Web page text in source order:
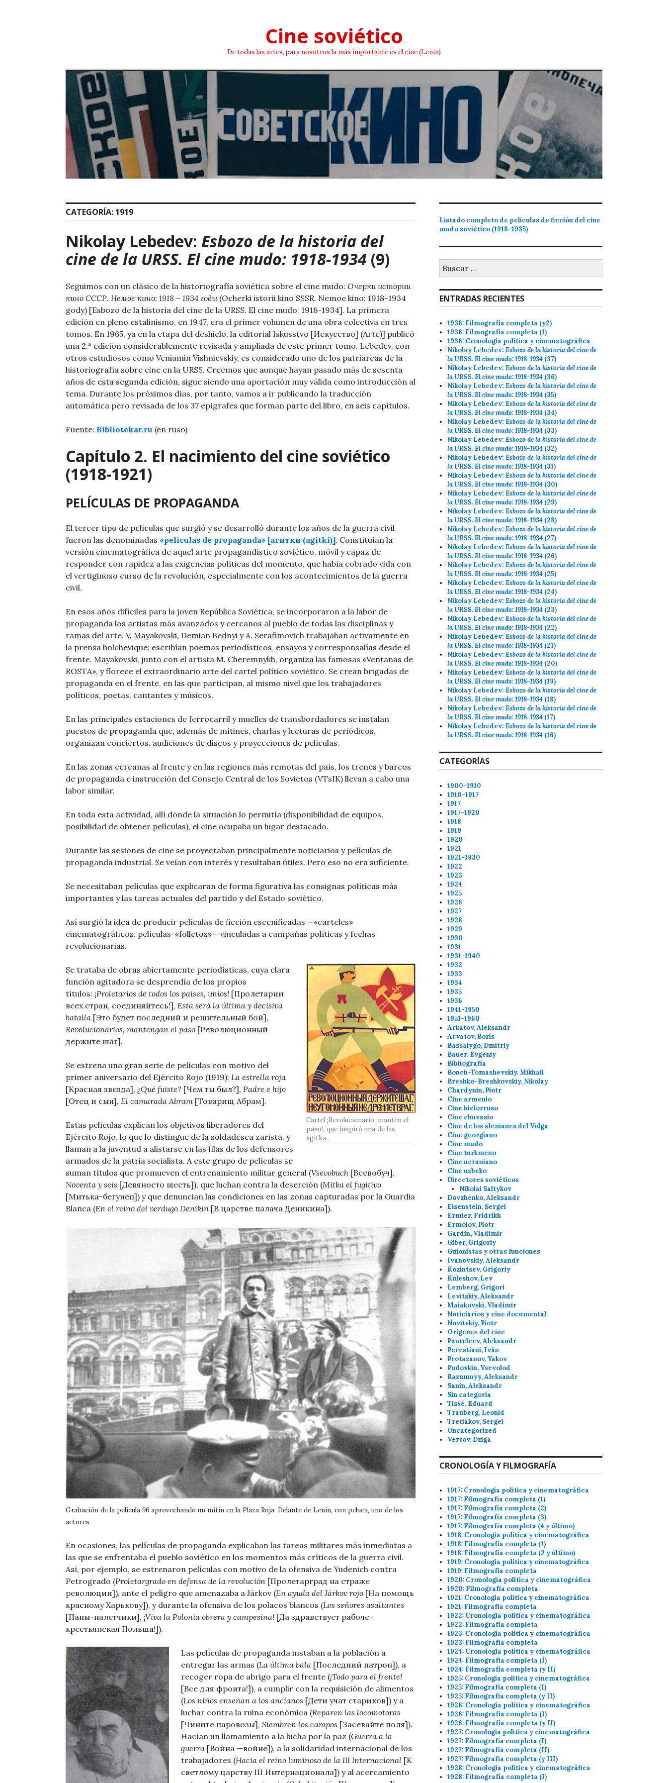
Cine soviético
De todas las artes, para nosotros la más importante es el cine (Lenin)
CATEGORÍA: 1919
Nikolay Lebedev: Esbozo de la historia del
cine de la URSS. El cine mudo: 1918-1934 (9)
Seguimos con un clásico de la historiografía soviética sobre el cine mudo: Очерки истории
кино СССР. Немое кино: 1918 – 1934 годы (Ocherki istorii kino SSSR. Nemoe kino: 1918-1934
gody) [Esbozo de la historia del cine de la URSS. El cine mudo: 1918-1934]. La primera
edición en pleno estalinismo, en 1947, era el primer volumen de una obra colectiva en tres
tomos. En 1965, ya en la etapa del deshielo, la editorial Iskusstvo [Искусство] (Arte)] publicó
una 2.ª edición considerablemente revisada y ampliada de este primer tomo. Lebedev, con
otros estudiosos como Veniamin Vishnievskiy, es considerado uno de los patriarcas de la
historiografía sobre cine en la URSS. Creemos que aunque hayan pasado más de sesenta
años de esta segunda edición, sigue siendo una aportación muy válida como introducción al
tema. Durante los próximos días, por tanto, vamos a ir publicando la traducción
automática pero revisada de los 37 epígrafes que forman parte del libro, en seis capítulos.
Fuente: Bibliotekar.ru (en ruso)
Capítulo 2. El nacimiento del cine soviético
(1918-1921)
PELÍCULAS DE PROPAGANDA
El tercer tipo de películas que surgió y se desarrolló durante los años de la guerra civil
fueron las denominadas «películas de propaganda» [агитки (agitki)]. Constituían la
versión cinematográfica de aquel arte propagandístico soviético, móvil y capaz de
responder con rapidez a las exigencias políticas del momento, que había cobrado vida con
el vertiginoso curso de la revolución, especialmente con los acontecimientos de la guerra
civil.
En esos años difíciles para la joven República Soviética, se incorporaron a la labor de
propaganda los artistas más avanzados y cercanos al pueblo de todas las disciplinas y
ramas del arte. V. Mayakovski, Demian Bednyi y A. Serafimovich trabajaban activamente en
la prensa bolchevique: escribían poemas periodísticos, ensayos y corresponsalías desde el
frente. Mayakovski, junto con el artista M. Cheremnykh, organiza las famosas «Ventanas de
ROSTA», y florece el extraordinario arte del cartel político soviético. Se crean brigadas de
propaganda en el frente, en las que participan, al mismo nivel que los trabajadores
políticos, poetas, cantantes y músicos.
En las principales estaciones de ferrocarril y muelles de transbordadores se instalan
puestos de propaganda que, además de mítines, charlas y lecturas de periódicos,
organizan conciertos, audiciones de discos y proyecciones de películas.
En las zonas cercanas al frente y en las regiones más remotas del país, los trenes y barcos
de propaganda e instrucción del Consejo Central de los Sovietos (VTsIK) llevan a cabo una
labor similar.
En toda esta actividad, allí donde la situación lo permitía (disponibilidad de equipos,
posibilidad de obtener películas), el cine ocupaba un lugar destacado.
Durante las sesiones de cine se proyectaban principalmente noticiarios y películas de
propaganda industrial. Se veían con interés y resultaban útiles. Pero eso no era suficiente.
Se necesitaban películas que explicaran de forma figurativa las consignas políticas más
importantes y las tareas actuales del partido y del Estado soviético.
Así surgió la idea de producir películas de ficción escenificadas —«carteles»
cinematográficos, películas-«folletos»— vinculadas a campañas políticas y fechas
revolucionarias.
Cartel ¡Revolucionario, mantén el
paso!, que inspiró una de las
agitka.
Se trataba de obras abiertamente periodísticas, cuya clara
función agitadora se desprendía de los propios
títulos: ¡Proletarios de todos los países, uníos! [Пролетарии
всех стран, соединяйтесь!], Esta será la última y decisiva
batalla [Это будет последний и решительный бой],
Revolucionarios, mantengan el paso [Революционный
держите шаг].
Se estrena una gran serie de películas con motivo del
primer aniversario del Ejército Rojo (1919): La estrella roja
[Красная звезда], ¿Qué fuiste? [Чем ты был?], Padre e hijo
[Отец и сын], El camarada Abram [Товарищ Абрам].
Estas películas explican los objetivos liberadores del
Ejército Rojo, lo que lo distingue de la soldadesca zarista, y
llaman a la juventud a alistarse en las filas de los defensores
armados de la patria socialista. A este grupo de películas se
suman títulos que promueven el entrenamiento militar general (Vsevobuch [Всевобуч],
Noventa y seis [Девяносто шесть]), que luchan contra la deserción (Mitka el fugitivo
[Митька-бегунеп]) y que denuncian las condiciones en las zonas capturadas por la Guardia
Blanca (En el reino del verdugo Denikin [В царстве палача Деникина]).
Grabación de la película 96 aprovechando un mítin en la Plaza Roja. Delante de Lenin, con peluca, uno de los
actores
En ocasiones, las películas de propaganda explicaban las tareas militares más inmediatas a
las que se enfrentaba el pueblo soviético en los momentos más críticos de la guerra civil.
Así, por ejemplo, se estrenaron películas con motivo de la ofensiva de Yudenich contra
Petrogrado (Proletargrado en defensa de la revolución [Пролетарград на страже
революции]), ante el peligro que amenazaba a Járkov (En ayuda del Járkov rojo [На помощь
красному Харькову]), y durante la ofensiva de los polacos blancos (Los señores asaltantes
[Паны-налетчики], ¡Viva la Polonia obrera y campesina! [Да здравствует рабоче-
крестьянская Польша!]).
Las películas de propaganda instaban a la población a
entregar las armas (La última bala [Последний патрон]), a
recoger ropa de abrigo para el frente (¡Todo para el frente!
[Все для фронта!]), a cumplir con la requisición de alimentos
(Los niños enseñan a los ancianos [Дети учат стариков]) y a
luchar contra la ruina económica (Reparen las locomotoras
[Чините паровозы], Siembren los campos [Засевайте поля]).
Hacían un llamamiento a la lucha por la paz (Guerra a la
guerra [Война —войне]), a la solidaridad internacional de los
trabajadores (Hacia el reino luminoso de la III Internacional [К
светлому царству III Интернационала]) y al acercamiento
Listado completo de películas de ficción del cine
mudo soviético (1918-1935)
ENTRADAS RECIENTES
1936: Filmografía completa (y2)
1936: Filmografía completa (1)
1936: Cronología política y cinematográfica
Nikolay Lebedev:Esbozo de la historia del cine de
la URSS. El cine mudo: 1918-1934 (37)
Nikolay Lebedev:Esbozo de la historia del cine de
la URSS. El cine mudo: 1918-1934 (36)
Nikolay Lebedev:Esbozo de la historia del cine de
la URSS. El cine mudo: 1918-1934 (35)
Nikolay Lebedev:Esbozo de la historia del cine de
la URSS. El cine mudo: 1918-1934 (34)
Nikolay Lebedev:Esbozo de la historia del cine de
la URSS. El cine mudo: 1918-1934 (33)
Nikolay Lebedev:Esbozo de la historia del cine de
la URSS. El cine mudo: 1918-1934 (32)
Nikolay Lebedev:Esbozo de la historia del cine de
la URSS. El cine mudo: 1918-1934 (31)
Nikolay Lebedev:Esbozo de la historia del cine de
la URSS. El cine mudo: 1918-1934 (30)
Nikolay Lebedev:Esbozo de la historia del cine de
la URSS. El cine mudo: 1918-1934 (29)
Nikolay Lebedev:Esbozo de la historia del cine de
la URSS. El cine mudo: 1918-1934 (28)
Nikolay Lebedev:Esbozo de la historia del cine de
la URSS. El cine mudo: 1918-1934 (27)
Nikolay Lebedev:Esbozo de la historia del cine de
la URSS. El cine mudo: 1918-1934 (26)
Nikolay Lebedev:Esbozo de la historia del cine de
la URSS. El cine mudo: 1918-1934 (25)
Nikolay Lebedev:Esbozo de la historia del cine de
la URSS. El cine mudo: 1918-1934 (24)
Nikolay Lebedev:Esbozo de la historia del cine de
la URSS. El cine mudo: 1918-1934 (23)
Nikolay Lebedev:Esbozo de la historia del cine de
la URSS. El cine mudo: 1918-1934 (22)
Nikolay Lebedev:Esbozo de la historia del cine de
la URSS. El cine mudo: 1918-1934 (21)
Nikolay Lebedev:Esbozo de la historia del cine de
la URSS. El cine mudo: 1918-1934 (20)
Nikolay Lebedev:Esbozo de la historia del cine de
la URSS. El cine mudo: 1918-1934 (19)
Nikolay Lebedev:Esbozo de la historia del cine de
la URSS. El cine mudo: 1918-1934 (18)
Nikolay Lebedev:Esbozo de la historia del cine de
la URSS. El cine mudo: 1918-1934 (17)
Nikolay Lebedev:Esbozo de la historia del cine de
la URSS. El cine mudo: 1918-1934 (16)
CATEGORÍAS
1900-1910
1910-1917
1917
1917-1920
1918
1919
1920
1921
1921-1930
1922
1923
1924
1925
1926
1927
1928
1929
1930
1931
1931-1940
1932
1933
1934
1935
1936
1941-1950
1951-1960
Arkatov, Aleksandr
Arvatov, Borís
Bassalygo, Dmitriy
Bauer, Evgeniy
Bibliografía
Bonch-Tomashevskiy, Mikhail
Breshko-Breshkovskiy, Nikolay
Chardynin, Piotr
Cine armenio
Cine bielorruso
Cine chuvasio
Cine de los alemanes del Volga
Cine georgiano
Cine mudo
Cine turkmeno
Cine ucraniano
Cine uzbeko
Directores soviéticos
Nikolai Saltykov
Dovzhenko, Aleksandr
Eisenstein, Sergei
Ermler, Fridrikh
Ermolov, Piotr
Gardin, Vladimir
Giber, Grigoriy
Guionistas y otras funciones
Ivanovskiy, Aleksandr
Kozintsev, Grigoriy
Kuleshov, Lev
Lemberg, Grigori
Levitskiy, Aleksandr
Maiakovski, Vladimir
Noticiarios y cine documental
Novitskiy, Piotr
Orígenes del cine
Panteleev, Aleksandr
Perestiani, Iván
Protazanov, Yakov
Pudovkin, Vsevolod
Razumnyy, Aleksandr
Sanin, Aleksandr
Sin categoría
Tissé, Eduard
Trauberg, Leonid
Tretiakov, Sergei
Uncategorized
Vertov, Dziga
CRONOLOGÍA Y FILMOGRAFÍA
1917: Cronología política y cinematográfica
1917: Filmografía completa (1)
1917: Filmografía completa (2)
1917: Filmografía completa (3)
1917: Filmografía completa (4 y último)
1918: Cronología política y cinematográfica
1918: Filmografía completa (1)
1918: Filmografía completa (2 y último)
1919: Cronología política y cinematográfica
1919: Filmografía completa
1920: Cronología política y cinematográfica
1920: Filmografía completa
1921: Cronología política y cinematográfica
1921: Filmografía completa
1922: Cronología política y cinematográfica
1922: Filmografía completa
1923: Cronología política y cinematográfica
1923: Filmografía completa
1924: Cronología política y cinematográfica
1924: Filmografía completa (I)
1924: Filmografía completa (y II)
1925: Cronología política y cinematográfica
1925: Filmografía completa (I)
1925: Filmografía completa (y II)
1926: Cronología política y cinematográfica
1926: Filmografía completa (I)
1926: Filmografía completa (y II)
1927: Cronología política y cinematográfica
1927: Filmografía completa (I)
1927: Filmografía completa (II)
1927: Filmografía completa (y III)
1928: Cronología política y cinematográfica
1928: Filmografía completa (I)